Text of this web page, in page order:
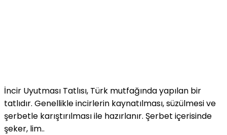
İncir Uyutması Tatlısı, Türk mutfağında yapılan bir
tatlıdır. Genellikle incirlerin kaynatılması, süzülmesi ve
şerbetle karıştırılması ile hazırlanır. Şerbet içerisinde
şeker, lim..